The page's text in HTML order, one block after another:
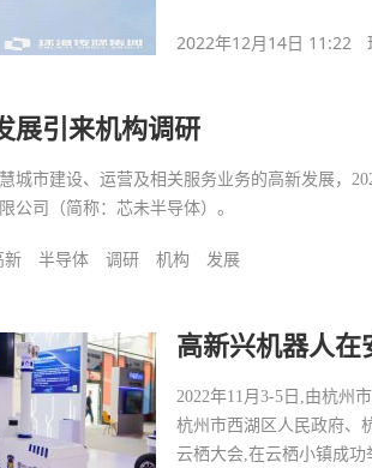
2022年12月14日 11:22
展引来机构调研
城市建设、运营及相关服务业务的高新发展，
公司（简称：芯未半导体）。
新 半导体 调研 机构 发展
高新兴机器人在
2022年11月3-5日,由杭州
杭州市西湖区人民政府、
云栖大会,在云栖小镇成功